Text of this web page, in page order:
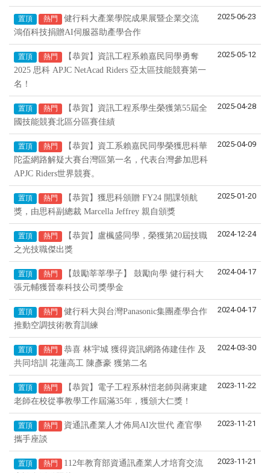
置頂 熱門
健行科大產業學院成果展暨企業交流
鴻佰科技捐贈AI伺服器助產學合作
2025-06-23
置頂 熱門
【恭賀】資訊工程系賴嘉民同學勇奪
2025 思科 APJC NetAcad Riders 亞太區技能競賽第一
名！
2025-05-12
置頂 熱門
【恭賀】資訊工程系學生榮獲第55屆全
國技能競賽北區分區賽佳績
2025-04-28
置頂 熱門
【恭賀】資工系賴嘉民同學榮獲思科華
陀盃網路解疑大賽台灣區第一名，代表台灣參加思科
APJC Riders世界競賽。
2025-04-09
置頂 熱門
【恭賀】獲思科頒贈 FY24 開課領航
獎，由思科副總裁 Marcella Jeffrey 親自頒獎
2025-01-20
置頂 熱門
【恭賀】盧楓盛同學，榮獲第20屆技職
之光技職傑出獎
2024-12-24
置頂 熱門
【鼓勵莘莘學子】 鼓勵向學 健行科大
張元輔獲晉泰科技公司獎學金
2024-04-17
置頂 熱門
健行科大與台灣Panasonic集團產學合作
推動空調技術教育訓練
2024-04-17
置頂 熱門
恭喜 林宇城 獲得資訊網路佈建佳作 及
共同培訓 花蓮高工 陳彥豪 獲第二名
2024-03-30
置頂 熱門
【恭賀】電子工程系林愷老師與蔣東建
老師在校從事教學工作屆滿35年，獲頒大仁獎！
2023-11-22
置頂 熱門
資通訊產業人才佈局AI次世代 產官學
攜手座談
2023-11-21
置頂 熱門
112年教育部資通訊產業人才培育交流
2023-11-21